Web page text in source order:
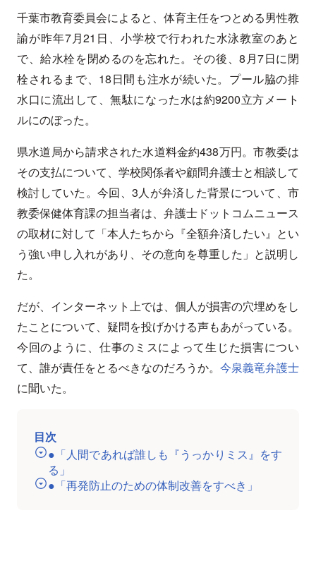
千葉市教育委員会によると、体育主任をつとめる男性教
諭が昨年7月21 日、小学校で行われた水泳教室のあと
で、給水栓を閉めるのを忘れた。その後、8月7日に閉
栓されるまで、 18日間も注水が続いた。プール脇の排
水口に流出して、無駄になった水は約9200立方メート
ルにのぼった。
県水道局から請求された水道料金約438万円。市教委は
その支払について、学校関係者や顧問弁護士と相談して
検討していた。今回、 3人が弁済した背景について、市
教委保健体育課の担当者は、弁護士ドットコムニュース
の取材に対して「本人たちから『全額弁済したい』とい
う強い申し入れがあり、その意向を尊重した」と説明し
た。
だが、インターネット上では、個人が損害の穴埋めをし
たことについて、疑問を投げかける声もあがっている。
今回のように、仕事のミスによって生じた損害につい
て、誰が責任をとるべきなのだろうか。 今泉義竜弁護士
に聞いた。
目次
●「人間であれば誰しも『うっかりミス』をす
る」
●「再発防止のための体制改善をすべき」